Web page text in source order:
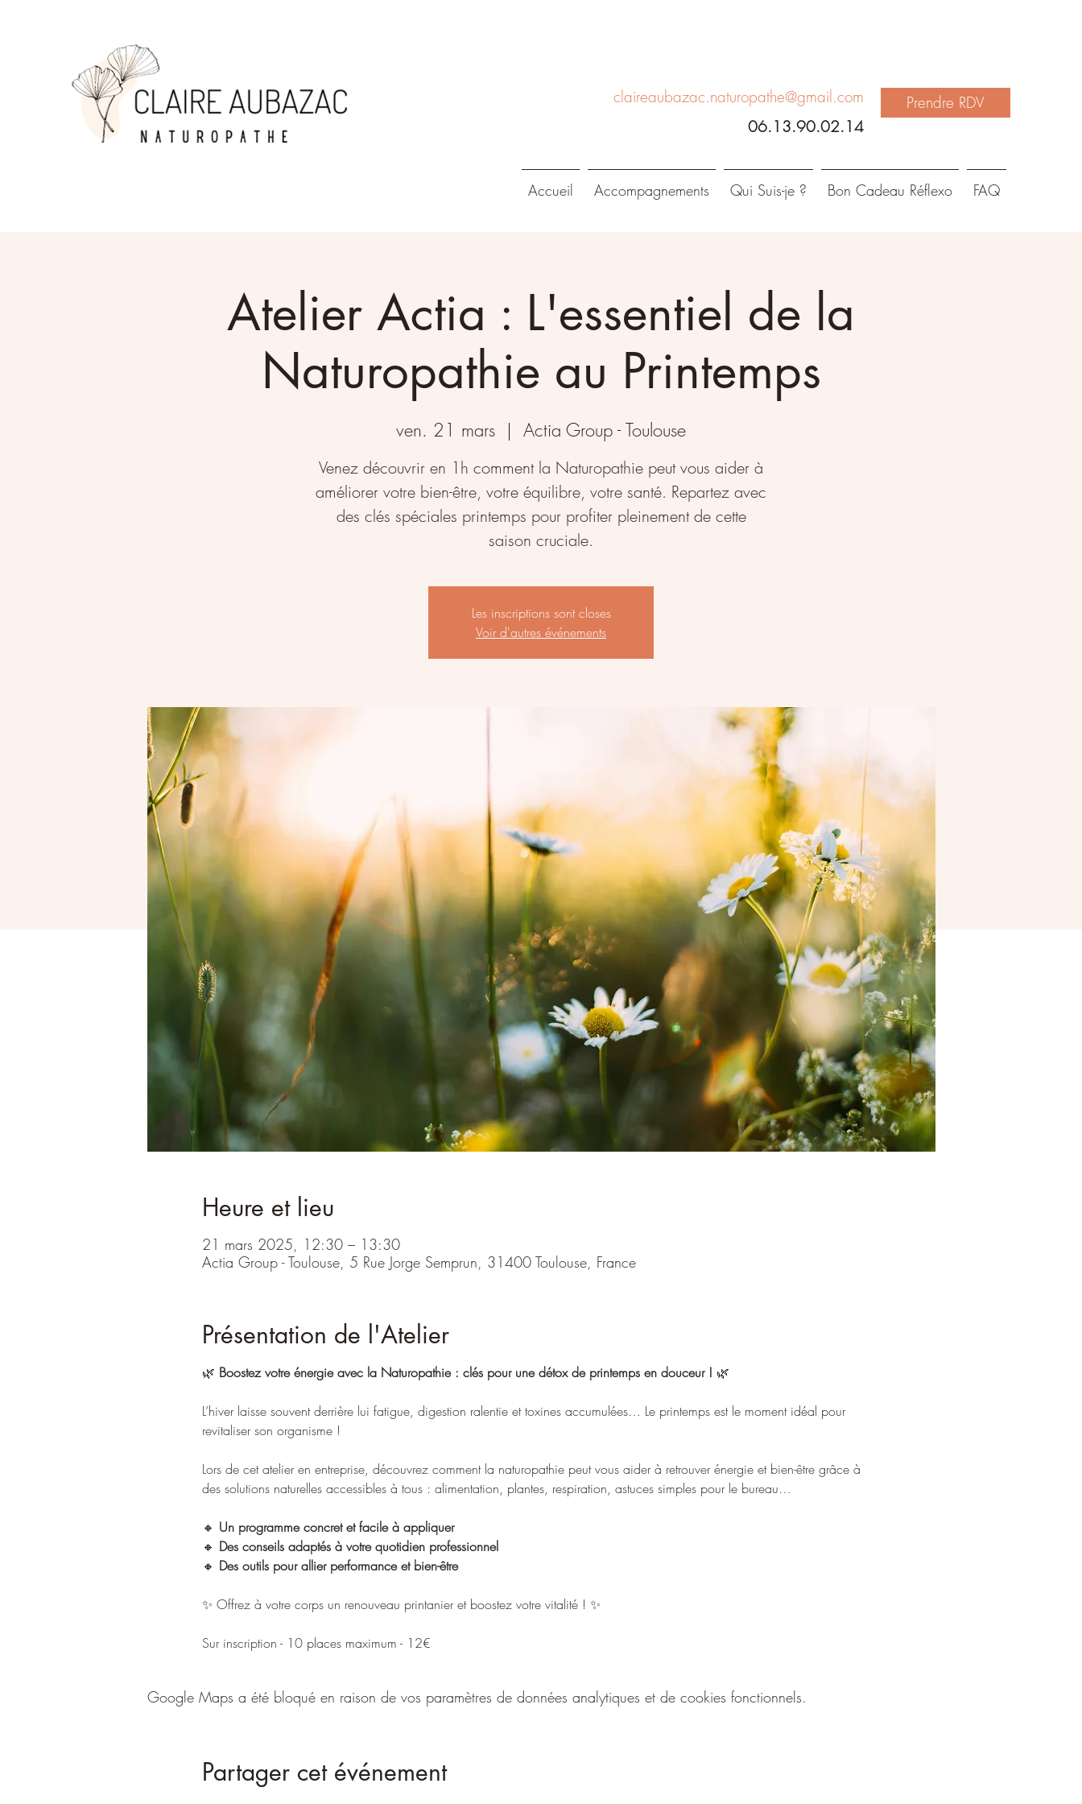
claireaubazac.naturopathe@gmail.com
06.13.90.02.14
Prendre RDV
Accueil Accompagnements Qui Suis-je ? Bon Cadeau Réflexo FAQ
Atelier Actia : L'essentiel de la
Naturopathie au Printemps
ven. 21 mars
  |
Actia Group - Toulouse
Venez découvrir en 1h comment la Naturopathie peut vous aider à
améliorer votre bien-être, votre équilibre, votre santé. Repartez avec
des clés spéciales printemps pour profiter pleinement de cette
saison cruciale.
Les inscriptions sont closes
Voir d'autres événements
Heure et lieu
21 mars 2025, 12:30 – 13:30
Actia Group - Toulouse, 5 Rue Jorge Semprun, 31400 Toulouse, France
Présentation de l'Atelier
🌿 Boostez votre énergie avec la Naturopathie : clés pour une détox de printemps en douceur ! 🌿
L’hiver laisse souvent derrière lui fatigue, digestion ralentie et toxines accumulées… Le printemps est le moment idéal pour
revitaliser son organisme !
Lors de cet atelier en entreprise, découvrez comment la naturopathie peut vous aider à retrouver énergie et bien-être grâce à
des solutions naturelles accessibles à tous : alimentation, plantes, respiration, astuces simples pour le bureau…
🔸 Un programme concret et facile à appliquer
🔸 Des conseils adaptés à votre quotidien professionnel
🔸 Des outils pour allier performance et bien-être
✨ Offrez à votre corps un renouveau printanier et boostez votre vitalité ! ✨
Sur inscription - 10 places maximum - 12€
Google Maps a été bloqué en raison de vos paramètres de données analytiques et de cookies fonctionnels.
Partager cet événement